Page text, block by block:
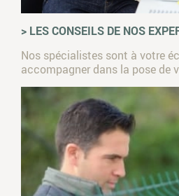
> LES CONSEILS DE NOS
Nos spécialistes sont à votre
accompagner dans la pose de